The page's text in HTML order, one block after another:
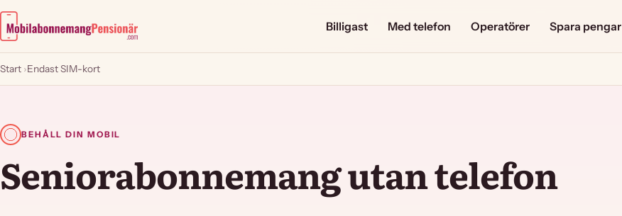
Billigast Med telefon Operatörer Spara pengar
Start ›Endast SIM-kort
BEHÅLL DIN MOBIL
Seniorabonnemang utan telefon